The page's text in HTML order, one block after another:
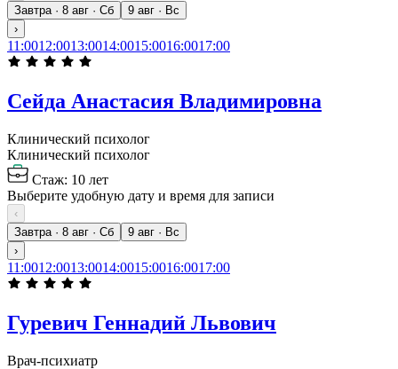
Завтра · 8 авг · Сб
9 авг · Вс
›
11:0012:0013:0014:0015:0016:0017:00
Сейда Анастасия Владимировна
Клинический психолог
Клинический психолог
Стаж: 10 лет
Выберите удобную дату и время для записи
‹
Завтра · 8 авг · Сб
9 авг · Вс
›
11:0012:0013:0014:0015:0016:0017:00
Гуревич Геннадий Львович
Врач-психиатр